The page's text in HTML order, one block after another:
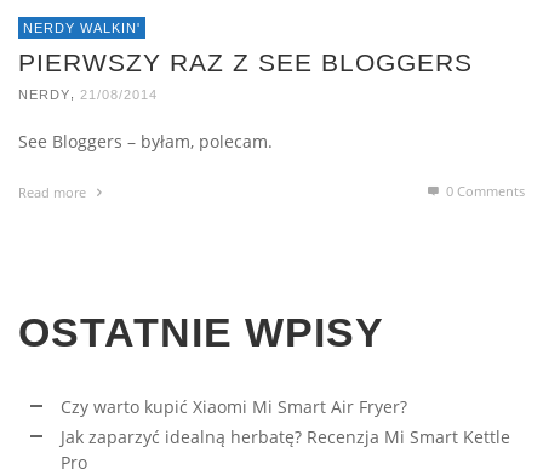
NERDY WALKIN'
PIERWSZY RAZ Z SEE BLOGGERS
NERDY 21/08/2014
See Bloggers – byłam, polecam.
Read more 0 Comments
OSTATNIE WPISY
Czy warto kupić Xiaomi Mi Smart Air Fryer?
Jak zaparzyć idealną herbatę? Recenzja Mi Smart Kettle
Pro